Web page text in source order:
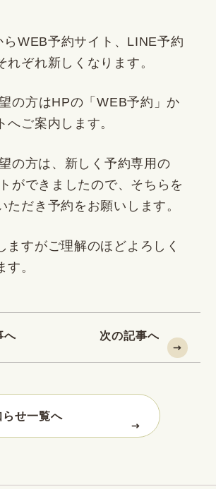
WEB予約サイト、LINE予約
れぞれ新しくなります。
の方はHPの「WEB予約」か
へご案内します。
の方は、新しく予約専用の
ができましたので、そちらを
ただき予約をお願いします。
ますがご理解のほどよろしく
。
へ 次の記事へ
らせ一覧へ